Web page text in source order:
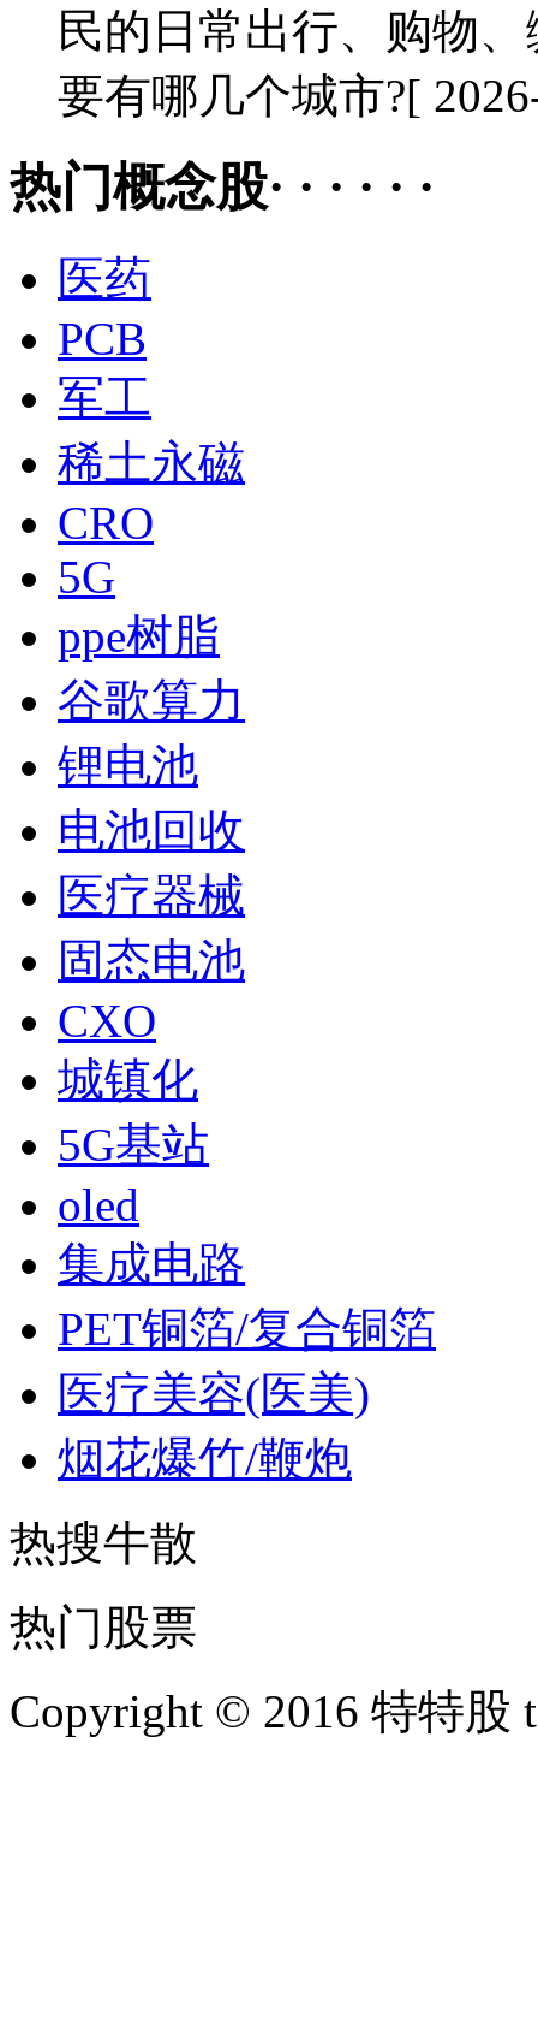
民的日常出行、购物
要有哪几个城市?[
热门概念股· · · · · ·
医药
PCB
军工
稀土永磁
CRO
5G
ppe树脂
谷歌算力
锂电池
电池回收
医疗器械
固态电池
CXO
城镇化
5G基站
oled
集成电路
PET铜箔/复合铜箔
医疗美容(医美)
烟花爆竹/鞭炮
热搜牛散
热门股票
Copyright © 2016 特特股